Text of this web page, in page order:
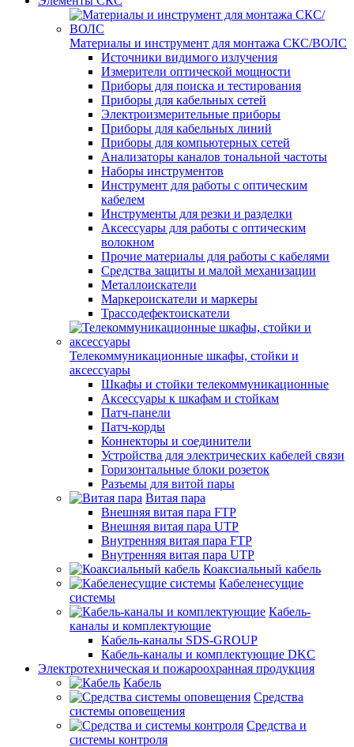
Материалы и инструмент для монтажа СКС/ВОЛС
Источники видимого излучения
Измерители оптической мощности
Приборы для поиска и тестирования
Приборы для кабельных сетей
Электроизмерительные приборы
Приборы для кабельных линий
Приборы для компьютерных сетей
Анализаторы каналов тональной частоты
Наборы инструментов
Инструмент для работы с оптическим
кабелем
Инструменты для резки и разделки
Аксессуары для работы с оптическим
волокном
Прочие материалы для работы с кабелями
Средства защиты и малой механизации
Металлоискатели
Маркероискатели и маркеры
Трассодефектоискатели
Телекоммуникационные шкафы, стойки и
аксессуары
Шкафы и стойки телекоммуникационные
Аксессуары к шкафам и стойкам
Патч-панели
Патч-корды
Коннекторы и соединители
Устройства для электрических кабелей связи
Горизонтальные блоки розеток
Разъемы для витой пары
Витая пара
Внешняя витая пара FTP
Внешняя витая пара UTP
Внутренняя витая пара FTP
Внутренняя витая пара UTP
Коаксиальный кабель
Кабеленесущие
системы
Кабель-
каналы и комплектующие
Кабель-каналы SDS-GROUP
Кабель-каналы и комплектующие DKC
Электротехническая и пожароохранная продукция
Кабель
Средства
системы оповещения
Средства и
системы контроля